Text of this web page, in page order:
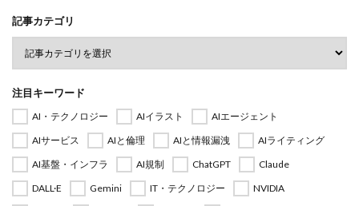
記事カテゴリ
注目キーワード
AI・テクノロジー AIイラスト
AIエージェント
AIサービス
AIと倫理 AIと情報漏洩
AIライティング
AI基盤・インフラ
AI規制 ChatGPT
Claude
DALL·E
Gemini IT・テクノロジー
NVIDIA